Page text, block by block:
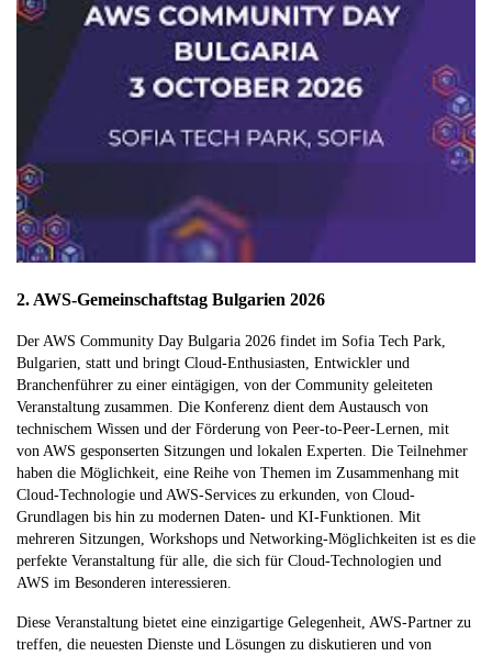
2. AWS-Gemeinschaftstag Bulgarien 2026
Der AWS Community Day Bulgaria 2026 findet im Sofia Tech Park,
Bulgarien, statt und bringt Cloud-Enthusiasten, Entwickler und
Branchenführer zu einer eintägigen, von der Community geleiteten
Veranstaltung zusammen. Die Konferenz dient dem Austausch von
technischem Wissen und der Förderung von Peer-to-Peer-Lernen, mit
von AWS gesponserten Sitzungen und lokalen Experten. Die Teilnehmer
haben die Möglichkeit, eine Reihe von Themen im Zusammenhang mit
Cloud-Technologie und AWS-Services zu erkunden, von Cloud-
Grundlagen bis hin zu modernen Daten- und KI-Funktionen. Mit
mehreren Sitzungen, Workshops und Networking-Möglichkeiten ist es die
perfekte Veranstaltung für alle, die sich für Cloud-Technologien und
AWS im Besonderen interessieren.
Diese Veranstaltung bietet eine einzigartige Gelegenheit, AWS-Partner zu
treffen, die neuesten Dienste und Lösungen zu diskutieren und von